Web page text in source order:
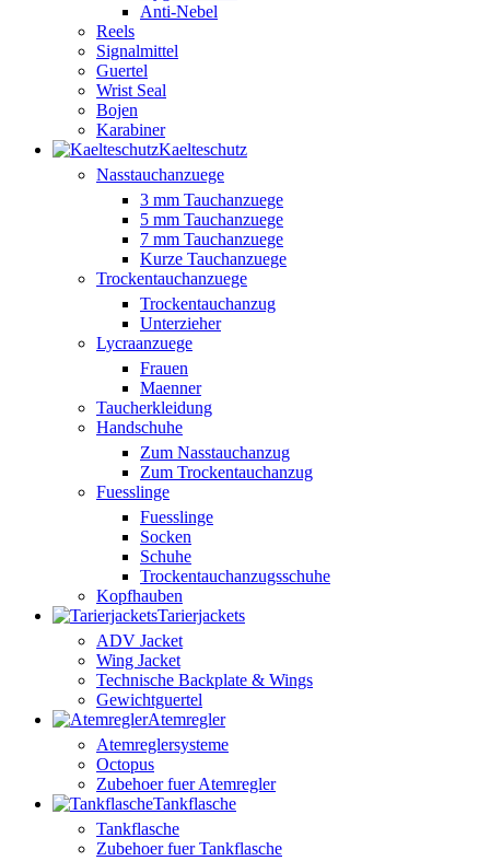
Anti-Nebel
Reels
Signalmittel
Guertel
Wrist Seal
Bojen
Karabiner
Kaelteschutz
Nasstauchanzuege
3 mm Tauchanzuege
5 mm Tauchanzuege
7 mm Tauchanzuege
Kurze Tauchanzuege
Trockentauchanzuege
Trockentauchanzug
Unterzieher
Lycraanzuege
Frauen
Maenner
Taucherkleidung
Handschuhe
Zum Nasstauchanzug
Zum Trockentauchanzug
Fuesslinge
Fuesslinge
Socken
Schuhe
Trockentauchanzugsschuhe
Kopfhauben
Tarierjackets
ADV Jacket
Wing Jacket
Technische Backplate & Wings
Gewichtguertel
Atemregler
Atemreglersysteme
Octopus
Zubehoer fuer Atemregler
Tankflasche
Tankflasche
Zubehoer fuer Tankflasche